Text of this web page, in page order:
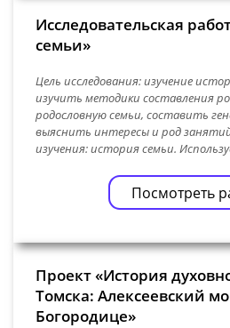
Исследовательская
семьи»
Цель исследования: изучение
изучить методики составления
родословную семьи, составить
выяснить интересы и род
изучения: история семьи.
Посмотреть
Проект «История
Томска: Алексеевский
Богородице»